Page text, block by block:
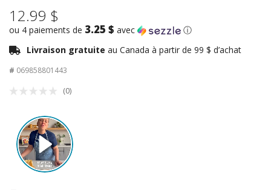
12.99 $
ou 4 paiements de 3.25 $ avec
ⓘ
Livraison gratuite au Canada à partir de 99 $ d’achat
# 069858801443
(0)